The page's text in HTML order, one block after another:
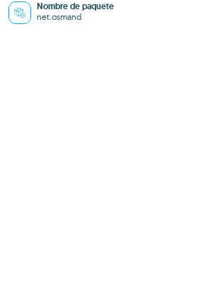
Nombre de paquete
net.osmand